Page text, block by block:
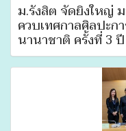
ม.รังสิต จัดยิ่งใหญ่
ควบเทศกาลศิลปะก
นานาชาติ ครั้งที่ 3